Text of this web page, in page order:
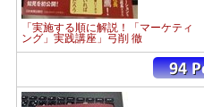
「実施する順に解説！「マーケティ
ング」実践講座」弓削 徹